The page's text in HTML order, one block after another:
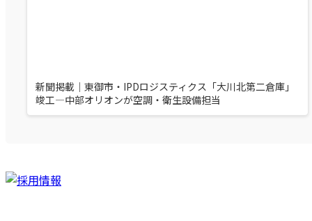
新聞掲載｜東御市・IPDロジスティクス「大川北第二倉庫」
竣工—中部オリオンが空調・衛生設備担当